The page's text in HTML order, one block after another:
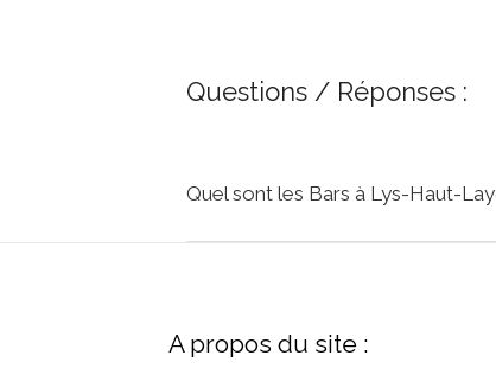
Questions / Réponses :
Quel sont les Bars à Lys-Haut-
A propos du site :